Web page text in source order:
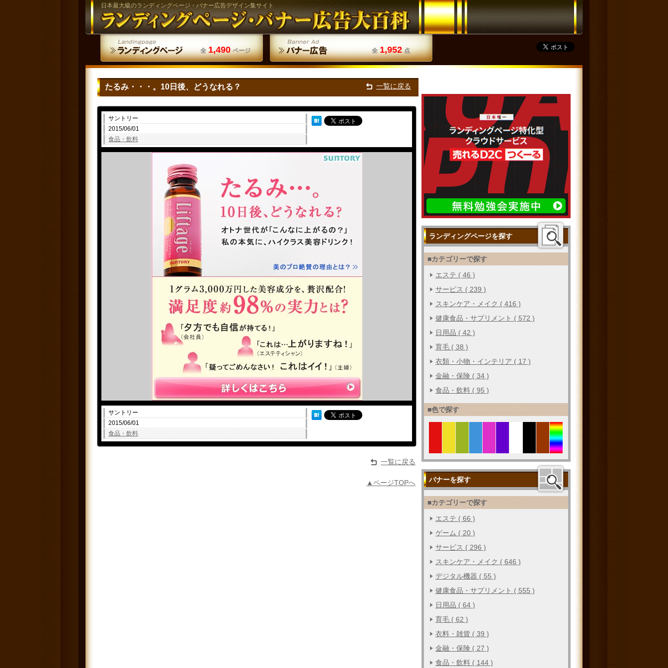
日本最大級のランディングページ・バナー広告デザイン集サイト
全 1,490 ページ 全 1,952 点
たるみ・・・。10日後、どうなれる？ 一覧に戻る
サントリー
2015/06/01
食品・飲料
サントリー
2015/06/01
食品・飲料
一覧に戻る
▲ページTOPへ
ランディングページを探す
■カテゴリーで探す
エステ ( 46 )
サービス ( 239 )
スキンケア・メイク ( 416 )
健康食品・サプリメント ( 572 )
日用品 ( 42 )
育毛 ( 38 )
衣類・小物・インテリア ( 17 )
金融・保険 ( 34 )
食品・飲料 ( 95 )
■色で探す
バナーを探す
■カテゴリーで探す
エステ ( 66 )
ゲーム ( 20 )
サービス ( 296 )
スキンケア・メイク ( 646 )
デジタル機器 ( 55 )
健康食品・サプリメント ( 555 )
日用品 ( 64 )
育毛 ( 62 )
衣料・雑貨 ( 39 )
金融・保険 ( 27 )
食品・飲料 ( 144 )